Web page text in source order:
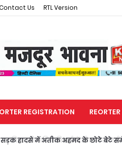
Us RTL Version
REGISTRATION
राजनीति
सड़क हादसे में अतीक अहमद के छोटे बेटे